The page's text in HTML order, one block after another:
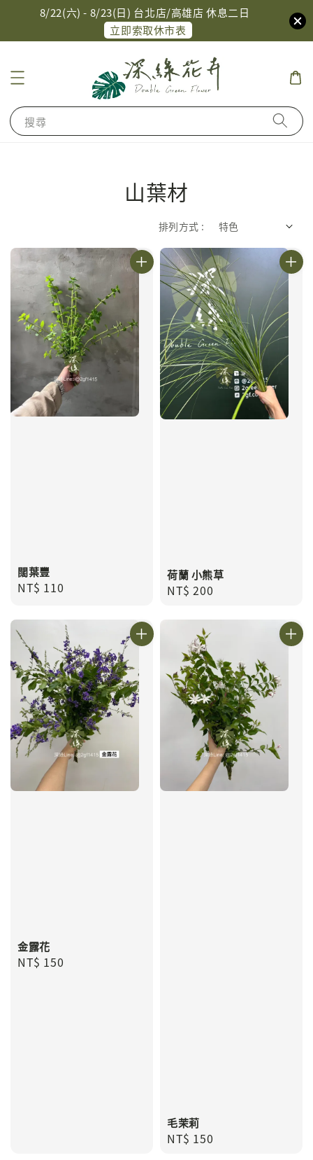
8/22(六) - 8/23(日) 台北店/高雄店 休息二日
立即索取休市表
搜尋
山葉材
排列方式 :
闊葉豐
Regular
NT$ 110
荷蘭 小熊草
Regular
NT$ 200
金露花
Regular
NT$ 150
毛茉莉
Regular
NT$ 150